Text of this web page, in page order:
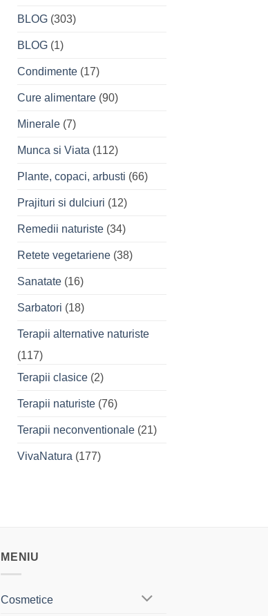
BLOG(303)
BLOG(1)
Condimente(17)
Cure alimentare(90)
Minerale(7)
Munca si Viata (112)
Plante, copaci, arbusti (66)
Prajituri si dulciuri (12)
Remedii naturiste(34)
Retete vegetariene(38)
Sanatate(16)
Sarbatori (18)
Terapii alternative naturiste
(117)
Terapii clasice(2)
Terapii naturiste(76)
Terapii neconventionale(21)
VivaNatura (177)
MENIU
Cosmetice